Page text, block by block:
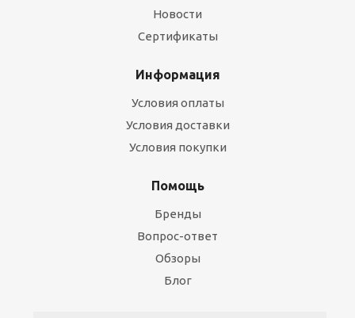
Новости
Сертификаты
Информация
Условия оплаты
Условия доставки
Условия покупки
Помощь
Бренды
Вопрос-ответ
Обзоры
Блог